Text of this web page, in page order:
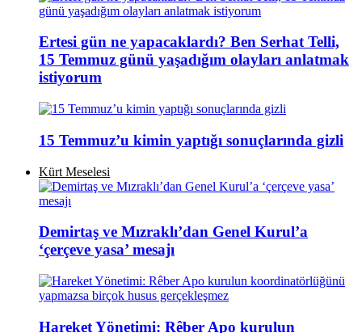
Ertesi gün ne yapacaklardı? Ben Serhat Telli,
15 Temmuz günü yaşadığım olayları anlatmak
istiyorum
15 Temmuz’u kimin yaptığı sonuçlarında gizli
Kürt Meselesi
Demirtaş ve Mızraklı’dan Genel Kurul’a
‘çerçeve yasa’ mesajı
Hareket Yönetimi: Rêber Apo kurulun